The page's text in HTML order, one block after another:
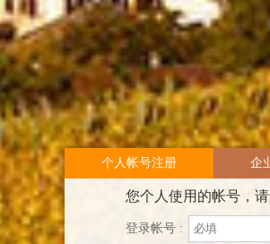
个人帐号注册 企
您个人使用的帐号，
登录帐号 :